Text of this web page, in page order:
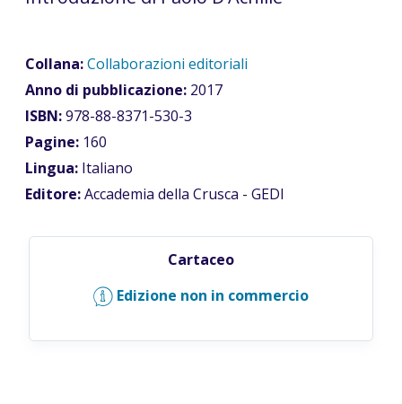
Collana:Collaborazioni editoriali
Anno di pubblicazione: 2017
ISBN:978-88-8371-530-3
Pagine: 160
Lingua: Italiano
Editore:Accademia della Crusca - GEDI
Cartaceo
Edizione non in commercio